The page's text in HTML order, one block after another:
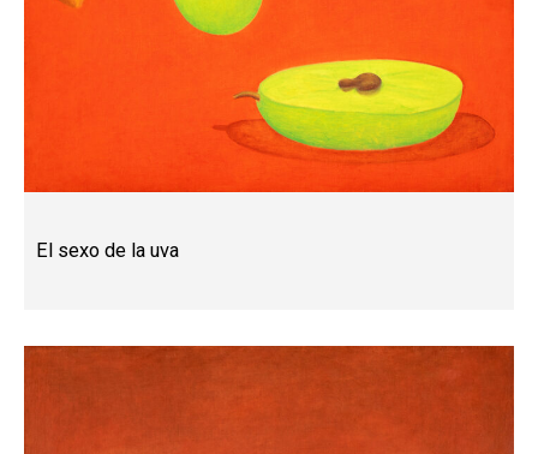
El sexo de la uva